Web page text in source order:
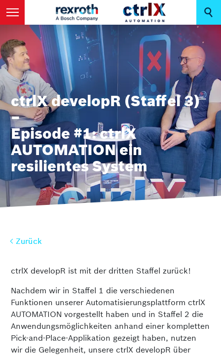
Zurück
ctrlX developR (Staffel 3)
–
Episode #1: ctrlX
AUTOMATION ein
resilientes System
ctrlX developR ist mit der dritten Staffel zurück!
Nachdem wir in Staffel 1 die verschiedenen
Funktionen unserer Automatisierungsplattform ctrlX
AUTOMATION vorgestellt haben und in Staffel 2 die
Anwendungsmöglichkeiten anhand einer kompletten
Pick-and-Place-Applikation gezeigt haben, nutzen
wir die Gelegenheit, unsere ctrlX developR über
Zurück